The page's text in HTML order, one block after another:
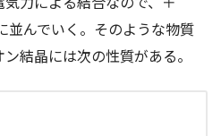
並んでいく。そのような物質
結晶には次の性質がある。